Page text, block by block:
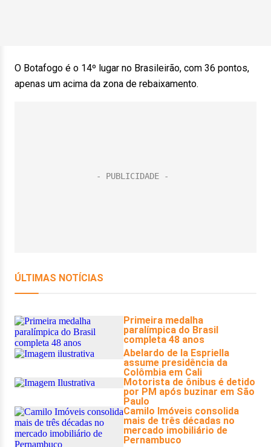
O Botafogo é o 14º lugar no Brasileirão, com 36 pontos,
apenas um acima da zona de rebaixamento.